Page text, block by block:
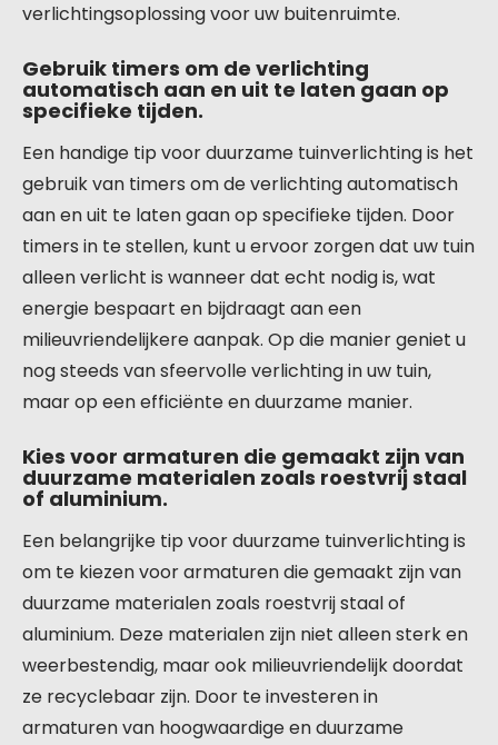
verlichtingsoplossing voor uw buitenruimte.
Gebruik timers om de verlichting
automatisch aan en uit te laten gaan op
specifieke tijden.
Een handige tip voor duurzame tuinverlichting is het
gebruik van timers om de verlichting automatisch
aan en uit te laten gaan op specifieke tijden. Door
timers in te stellen, kunt u ervoor zorgen dat uw tuin
alleen verlicht is wanneer dat echt nodig is, wat
energie bespaart en bijdraagt aan een
milieuvriendelijkere aanpak. Op die manier geniet u
nog steeds van sfeervolle verlichting in uw tuin,
maar op een efficiënte en duurzame manier.
Kies voor armaturen die gemaakt zijn van
duurzame materialen zoals roestvrij staal
of aluminium.
Een belangrijke tip voor duurzame tuinverlichting is
om te kiezen voor armaturen die gemaakt zijn van
duurzame materialen zoals roestvrij staal of
aluminium. Deze materialen zijn niet alleen sterk en
weerbestendig, maar ook milieuvriendelijk doordat
ze recyclebaar zijn. Door te investeren in
armaturen van hoogwaardige en duurzame